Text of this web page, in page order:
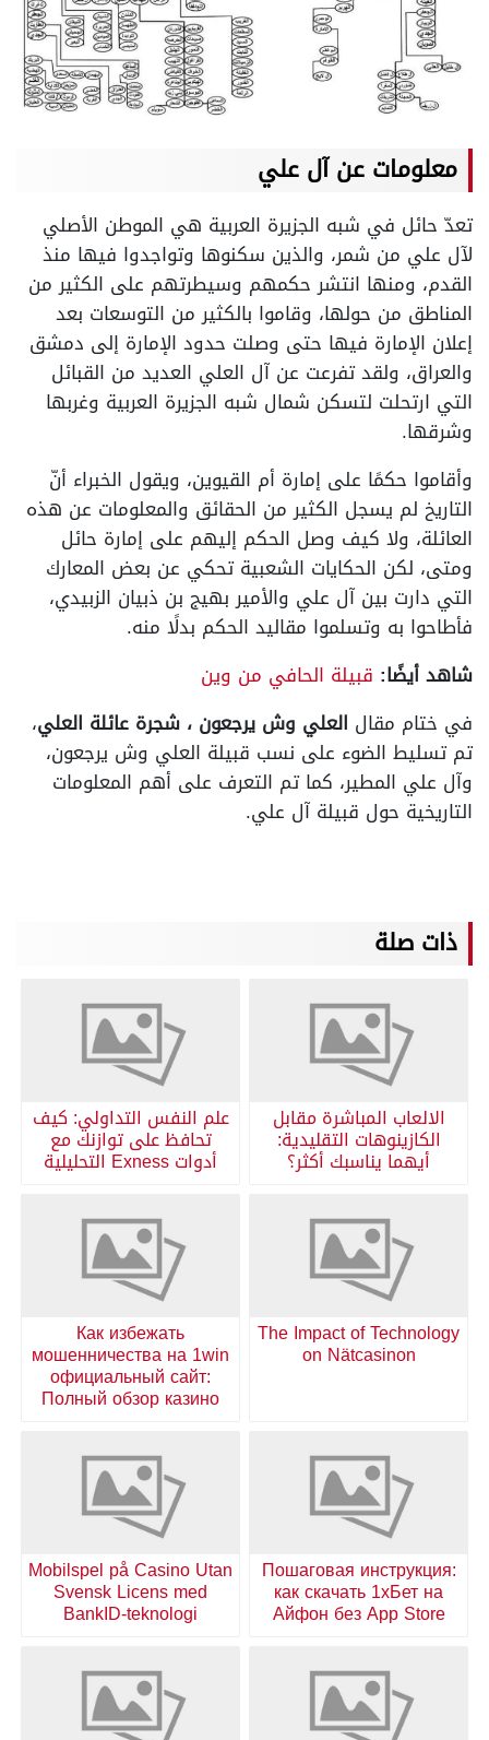
معلومات عن آل علي
تعدّ حائل في شبه الجزيرة العربية هي الموطن الأصلي
لآل علي من شمر، والذين سكنوها وتواجدوا فيها منذ
القدم، ومنها انتشر حكمهم وسيطرتهم على الكثير من
المناطق من حولها، وقاموا بالكثير من التوسعات بعد
إعلان الإمارة فيها حتى وصلت حدود الإمارة إلى دمشق
والعراق، ولقد تفرعت عن آل العلي العديد من القبائل
التي ارتحلت لتسكن شمال شبه الجزيرة العربية وغربها
وشرقها.
وأقاموا حكمًا على إمارة أم القيوين، ويقول الخبراء أنّ
التاريخ لم يسجل الكثير من الحقائق والمعلومات عن هذه
العائلة، ولا كيف وصل الحكم إليهم على إمارة حائل
ومتى، لكن الحكايات الشعبية تحكي عن بعض المعارك
التي دارت بين آل علي والأمير بهيج بن ذبيان الزبيدي،
فأطاحوا به وتسلموا مقاليد الحكم بدلًا منه.
شاهد أيضًا: قبيلة الحافي من وين
في ختام مقال العلي وش يرجعون ، شجرة عائلة العلي،
تم تسليط الضوء على نسب قبيلة العلي وش يرجعون،
وآل علي المطير، كما تم التعرف على أهم المعلومات
التاريخية حول قبيلة آل علي.
ذات صلة
الالعاب المباشرة مقابل
الكازينوهات التقليدية:
أيهما يناسبك أكثر؟
علم النفس التداولي: كيف
تحافظ على توازنك مع
أدوات Exness التحليلية
The Impact of Technology
on Nätcasinon
Как избежать
мошенничества на 1win
официальный сайт:
Полный обзор казино
Пошаговая инструкция:
как скачать 1хБет на
Айфон без App Store
Mobilspel på Casino Utan
Svensk Licens med
BankID-teknologi